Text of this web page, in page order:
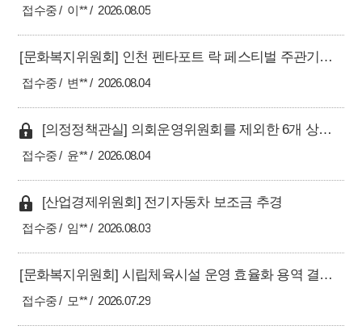
접수중 이** 2026.08.05
[문화복지위원회] 인천 펜타포트 락 페스티벌 주관기관 관리부실 규명 및 지방의회 행정사무감사 적극 추진 촉구의 건
접수중 변** 2026.08.04
[의정정책관실] 의회운영위원회를 제외한 6개 상임위원회의 2026년 공무국외출장 계획 철회 건의
접수중 윤** 2026.08.04
[산업경제위원회] 전기자동차 보조금 추경
접수중 임** 2026.08.03
[문화복지위원회] 시립체육시설 운영 효율화 용역 결과에 따른 남동경기장 주차 정상화 및 인프라 구축 촉구
접수중 모** 2026.07.29